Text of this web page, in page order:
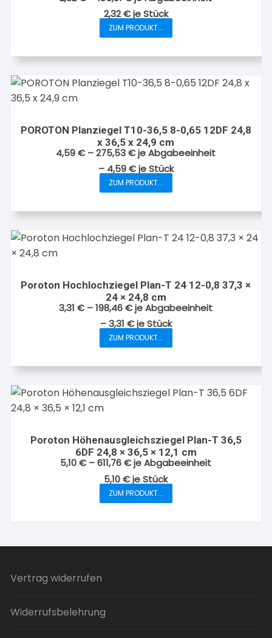
der
Produktseite
werden
2,32€jeStück
ZUM PRODUKT...
Dieses
weist
mehrere
Optionen
können
auf
der
Produktseite
gewählt
POROTON Planziegel T10-36,5 8-0,65 12DF 24,8
x 36,5 x 24,9 cm
4,59€–275,53€je Abgabeeinheit
– 4,59€jeStück
ZUM PRODUKT...
Dieses
weist
mehrere
Optionen
können
auf
der
Produktseite
gewählt
Poroton Hochlochziegel Plan-T 24 12-0,8 37,3 ×
24 × 24,8 cm
3,31€–198,46€je Abgabeeinheit
–3,31 €jeStück
ZUM PRODUKT...
Dieses
weist
mehrere
Varianten
Optionen
können
auf
der
Produktseite
Poroton Höhenausgleichsziegel Plan-T 36,5
6DF 24,8 × 36,5 × 12,1 cm
5,10€–611,76€je Abgabeeinheit
5,10€jeStück
ZUM PRODUKT...
Dieses
Vertrag widerrufen
Widerrufsbelehrung